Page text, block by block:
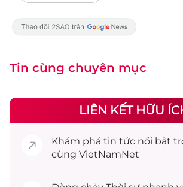
Tin cùng chuyên mục
LIÊN KẾT HỮU
Khám phá tin tức nổi bật
cùng VietNamNet